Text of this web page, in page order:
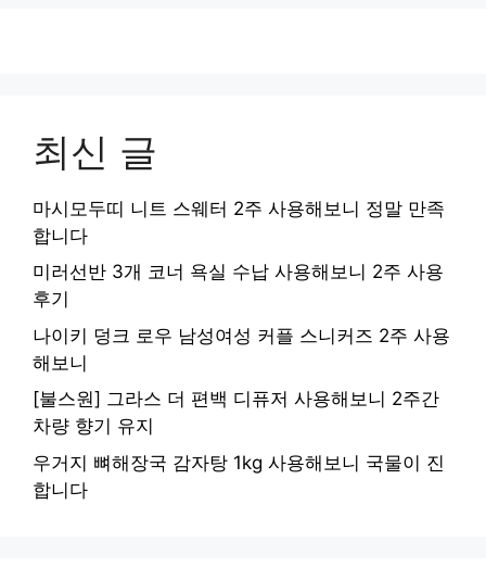
최신 글
마시모두띠 니트 스웨터 2주 사용해보니 정말 만족
합니다
미러선반 3개 코너 욕실 수납 사용해보니 2주 사용
후기
나이키 덩크 로우 남성여성 커플 스니커즈 2주 사용
해보니
[불스원] 그라스 더 편백 디퓨저 사용해보니 2주간
차량 향기 유지
우거지 뼈해장국 감자탕 1kg 사용해보니 국물이 진
합니다